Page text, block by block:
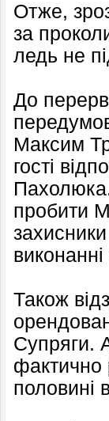
Отже,
за
ледь не
До
Максим
гості
Пахолюка.
пробити
Також
Супряги.
фактично
половині